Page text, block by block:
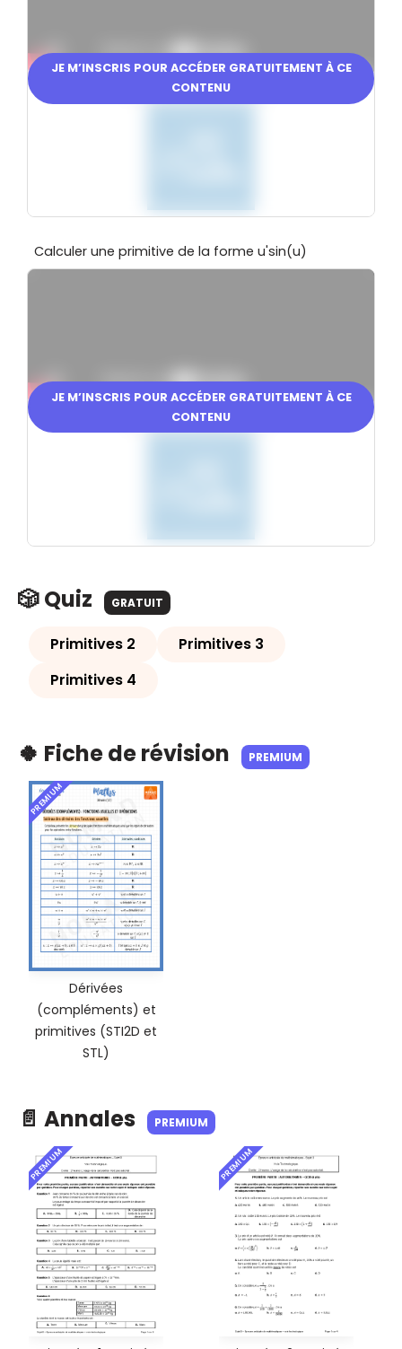
JE M’INSCRIS POUR ACCÉDER GRATUITEMENT À CE
CONTENU
En partenariat avec
Calculer une primitive de la forme u'sin(u)
JE M’INSCRIS POUR ACCÉDER GRATUITEMENT À CE
CONTENU
En partenariat avec
🎲 Quiz GRATUIT
Primitives 2
Primitives 3
Primitives 4
🍀 Fiche de révision PREMIUM
PREMIUM
Dérivées
(compléments) et
primitives (STI2D et
STL)
📄 Annales PREMIUM
PREMIUM PREMIUM